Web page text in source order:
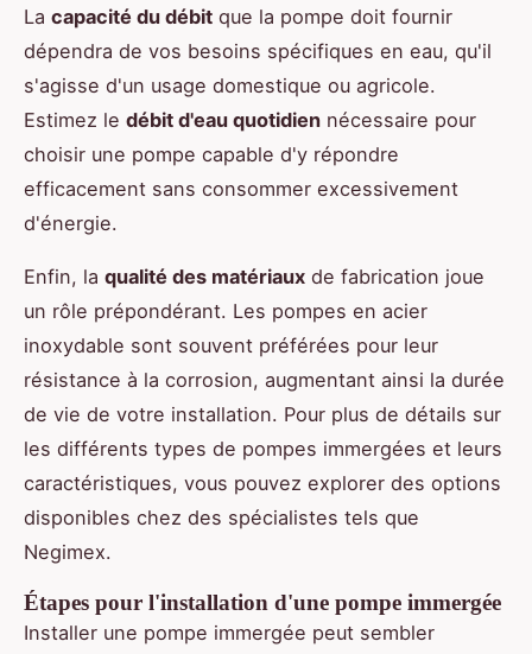
La capacité du débit que la pompe doit fournir
dépendra de vos besoins spécifiques en eau, qu'il
s'agisse d'un usage domestique ou agricole.
Estimez le débit d'eau quotidien nécessaire pour
choisir une pompe capable d'y répondre
efficacement sans consommer excessivement
d'énergie.
Enfin, la qualité des matériaux de fabrication joue
un rôle prépondérant. Les pompes en acier
inoxydable sont souvent préférées pour leur
résistance à la corrosion, augmentant ainsi la durée
de vie de votre installation. Pour plus de détails sur
les différents types de pompes immergées et leurs
caractéristiques, vous pouvez explorer des options
disponibles chez des spécialistes tels que
Negimex.
Étapes pour l'installation d'une pompe immergée
Installer une pompe immergée peut sembler